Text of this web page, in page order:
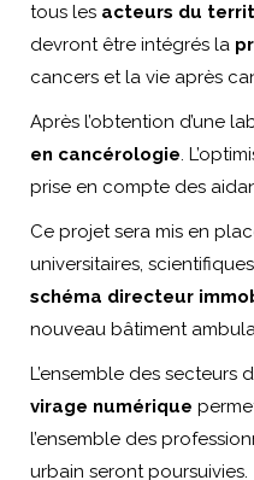
tous les acteurs du
devront être intégrés la
cancers et la vie après
Après l’obtention d’une
en cancérologie.
prise en compte des
Ce projet sera mis en
universitaires,
schéma directeur
nouveau bâtiment
L’ensemble des
virage numérique
l’ensemble des
urbain seront poursuivies.